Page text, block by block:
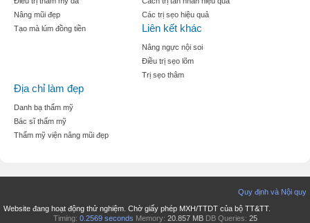
Nâng mũi đẹp
Tạo mà lúm đồng tiền
Các trị sẹo hiệu quả
Liên kết khác
Nâng ngực nội soi
Điều trị sẹo lõm
Trị sẹo thâm
Địa chỉ làm đẹp
Danh bạ thẩm mỹ
Bác sĩ thẩm mỹ
Thẩm mỹ viện nâng mũi đẹp
Quy định và Nội quy
Website đang hoạt động thử nghiệm. Chờ giấy phép MXH/TTDT của bộ TT&TT.
Timing: 0.2569 seconds Memory: 20.857 MB DB Queries: 25